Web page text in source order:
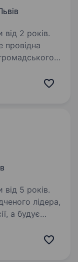
від 2 років.
провідна
від 5 років.
а будує